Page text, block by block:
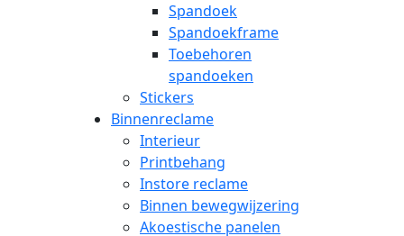
Spandoek
Spandoekframe
Toebehoren
spandoeken
Stickers
Binnenreclame
Interieur
Printbehang
Instore reclame
Binnen bewegwijzering
Akoestische panelen